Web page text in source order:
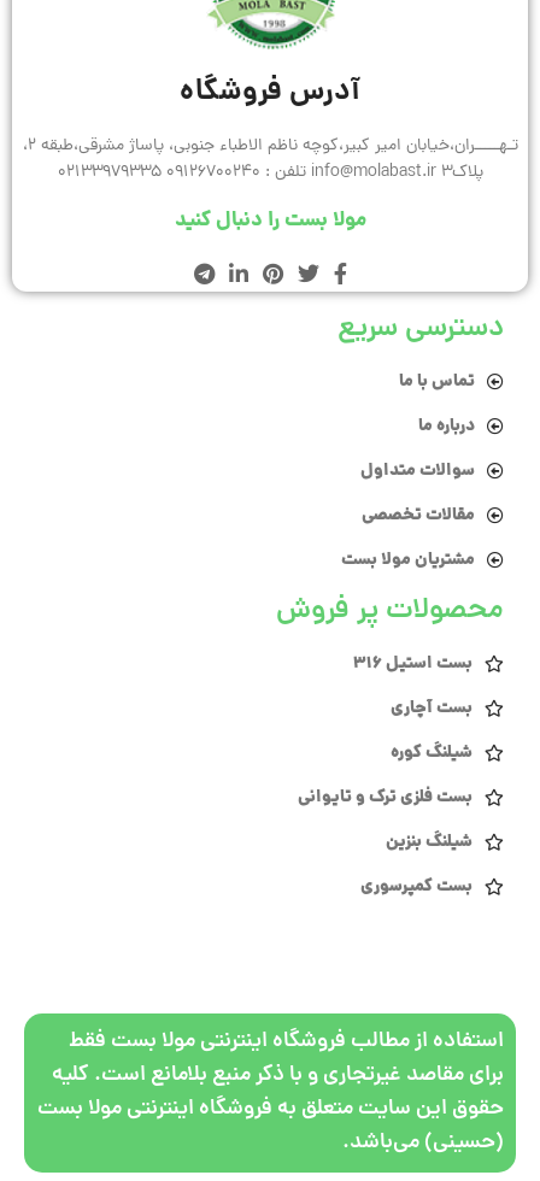
آدرس فروشگاه
تـهـــــران،خیابان امیر کبیر،کوچه ناظم الاطباء جنوبی، پاساژ مشرقی،طبقه 2،
پلاک3 info@molabast.ir تلفن : 09126700240 02133979335
مولا بست را دنبال کنید
دسترسی سریع
تماس با ما
درباره ما
سوالات متداول
مقالات تخصصی
مشتریان مولا بست
محصولات پر فروش
بست استیل 316
بست آچاری
شیلنگ کوره
بست فلزی ترک و تایوانی
شیلنگ بنزین
بست کمپرسوری
استفاده از مطالب فروشگاه اینترنتی مولا بست فقط
برای مقاصد غیرتجاری و با ذکر منبع بلامانع است. کلیه
حقوق این سایت متعلق به فروشگاه اینترنتی مولا بست
(حسینی) می‌باشد.